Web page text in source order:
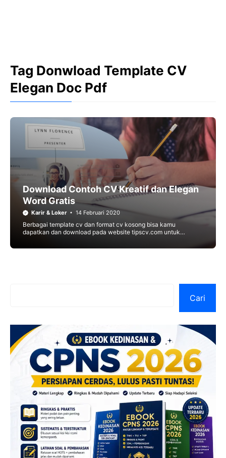
Tag Donwload Template CV
Elegan Doc Pdf
Download Contoh CV Kreatif dan Elegan
Word Gratis
Karir & Loker 14 Februari 2020
Berbagai template cv dan format cv kosong bisa kamu
dapatkan dan download pada website tipscv.com untuk
Satu lagi
Cari